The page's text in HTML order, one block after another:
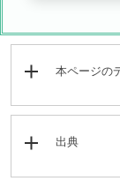
本ページの
出典